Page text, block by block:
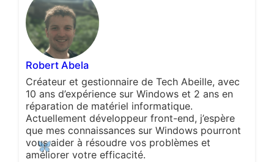
Robert Abela
Créateur et gestionnaire de Tech Abeille, avec
10 ans d’expérience sur Windows et 2 ans en
réparation de matériel informatique.
Actuellement développeur front-end, j’espère
que mes connaissances sur Windows pourront
vous aider à résoudre vos problèmes et
améliorer votre efficacité.